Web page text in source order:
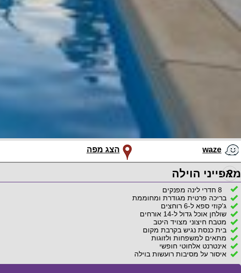
waze הצג מפה
?
מאפייני הוילה
8 חדרי לינה מפנקים
בריכה פרטית מגודרת ומחוממת
ג'קוזי ספא ל-6 רוחצים
שולחן אוכל גדול ל-14 אורחים
מטבח חיצוני מצויד היטב
בית כנסת נגיש בקרבת מקום
מתאים למשפחות ולזוגות
אינטרנט אלחוטי חופשי
איסור על מסיבות רועשות בוילה